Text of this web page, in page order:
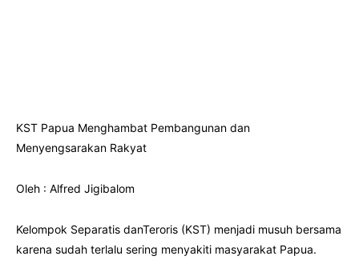
KST Papua Menghambat Pembangunan dan
Menyengsarakan Rakyat
Oleh : Alfred Jigibalom
Kelompok Separatis danTeroris (KST) menjadi musuh bersama
karena sudah terlalu sering menyakiti masyarakat Papua.